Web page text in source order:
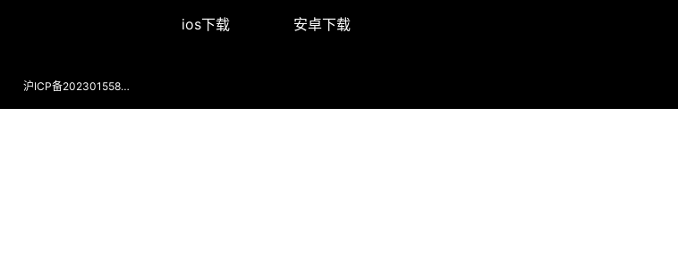
ios下载 安卓下载
沪ICP备2023015588号-2